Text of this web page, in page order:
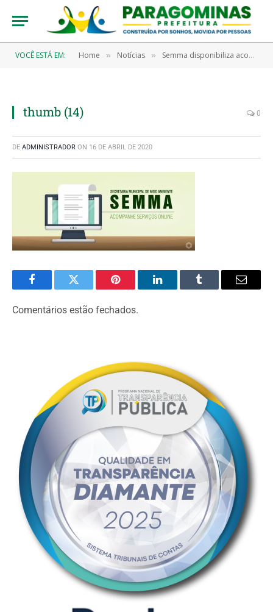
VOCÊ ESTÁ EM: Home » Notícias » Semma disponibiliza acompanhamento de serviços online
thumb (14) 0
DE ADMINISTRADOR ON 16 DE ABRIL DE 2020
FacebookTwitter Pinterest LinkedInTumblr Email
Comentários estão fechados.